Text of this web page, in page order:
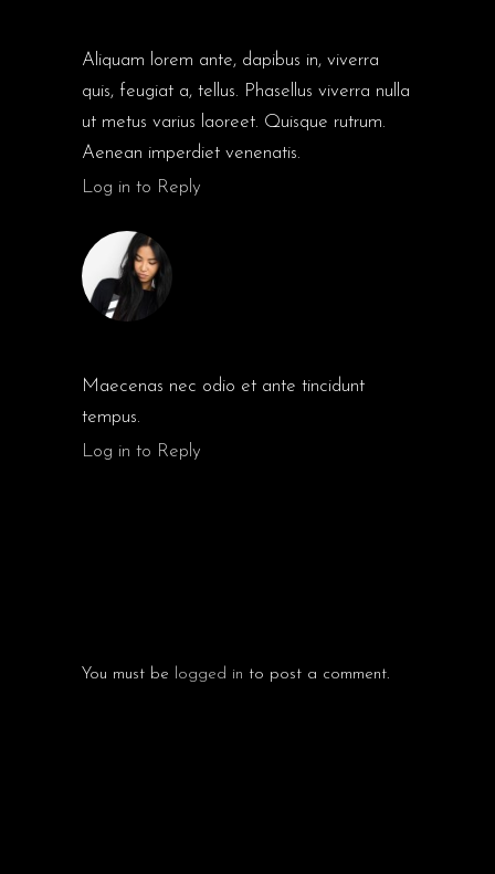
Aliquam lorem ante, dapibus in, viverra
quis, feugiat a, tellus. Phasellus viverra nulla
ut metus varius laoreet. Quisque rutrum.
Aenean imperdiet venenatis.
Log in to Reply
Maecenas nec odio et ante tincidunt
tempus.
Log in to Reply
You must be logged in to post a comment.